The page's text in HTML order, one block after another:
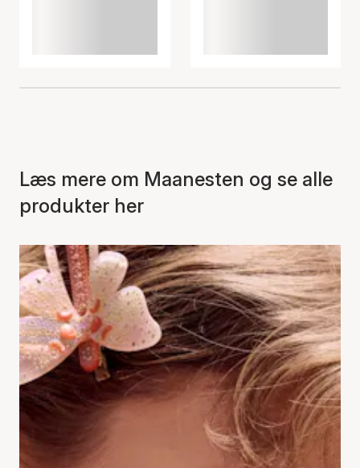
Læs mere om Maanesten og se alle
produkter her